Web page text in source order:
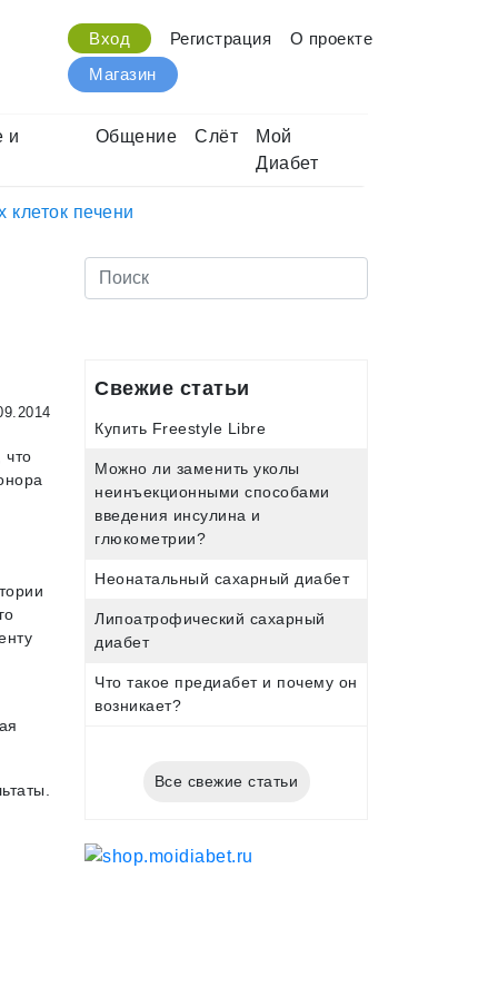
Вход Регистрация
О проекте
Магазин
и
Общение Слёт
Мой
Диабет
печени
что
Свежие статьи
Купить Freestyle Libre
Можно ли заменить уколы
неинъекционными способами
введения инсулина и
глюкометрии?
Неонатальный сахарный диабет
Липоатрофический сахарный
диабет
Что такое предиабет и почему он
возникает?
Все свежие статьи